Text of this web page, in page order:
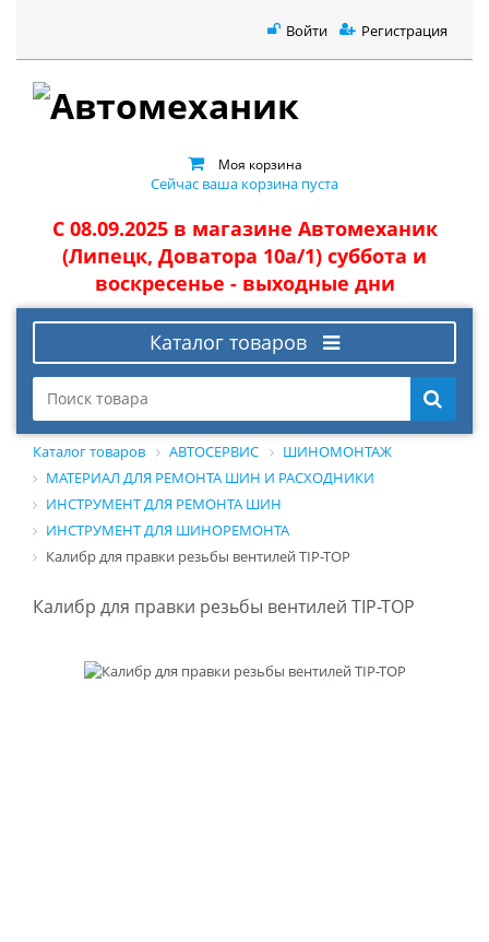
Войти Регистрация
Моя корзина
Сейчас ваша корзина пуста
С 08.09.2025 в магазине Автомеханик
(Липецк, Доватора 10а/1) суббота и
воскресенье - выходные дни
Каталог товаров
Каталог товаров АВТОСЕРВИС
ШИНОМОНТАЖ
МАТЕРИАЛ ДЛЯ РЕМОНТА ШИН И РАСХОДНИКИ
ИНСТРУМЕНТ ДЛЯ РЕМОНТА ШИН
ИНСТРУМЕНТ ДЛЯ ШИНОРЕМОНТА
Калибр для правки резьбы вентилей TIP-TOP
Калибр для правки резьбы вентилей TIP-TOP